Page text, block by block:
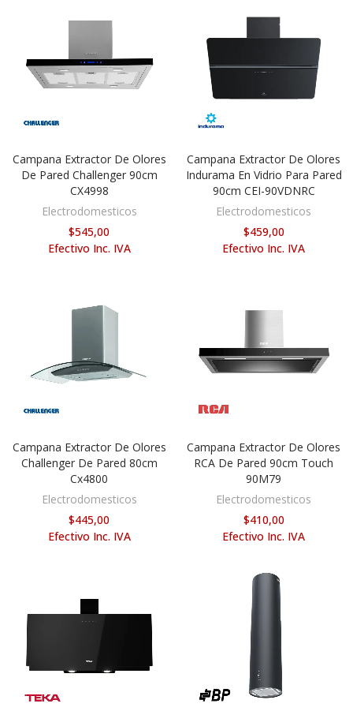
AÑADIR AL CARRITO
Campana Extractor De Olores
De Pared Challenger 90cm
CX4998
Electrodomesticos
$545,00
Efectivo Inc. IVA
AÑADIR AL CARRITO
Campana Extractor De Olores
Indurama En Vidrio Para Pared
90cm CEI-90VDNRC
Electrodomesticos
$459,00
Efectivo Inc. IVA
AÑADIR AL CARRITO
Campana Extractor De Olores
Challenger De Pared 80cm
Cx4800
Electrodomesticos
$445,00
Efectivo Inc. IVA
AÑADIR AL CARRITO
Campana Extractor De Olores
RCA De Pared 90cm Touch
90M79
Electrodomesticos
$410,00
Efectivo Inc. IVA